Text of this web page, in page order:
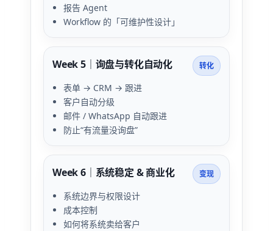
报告 Agent
Workflow 的「可维护性设计」
Week 5｜询盘与转化自动化 转化
表单 → CRM → 跟进
客户自动分级
邮件 / WhatsApp 自动跟进
防止“有流量没询盘”
Week 6｜系统稳定 & 商业化 变现
系统边界与权限设计
成本控制
如何将系统卖给客户